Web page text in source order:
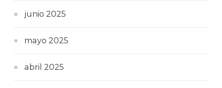
junio 2025
mayo 2025
abril 2025